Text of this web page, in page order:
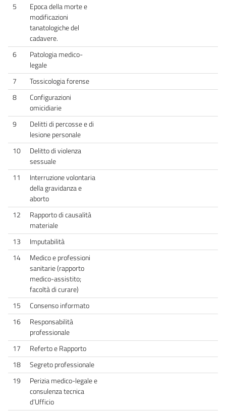
5
Epoca della morte e
modificazioni
tanatologiche del
cadavere.
6
Patologia medico-
legale
7
Tossicologia forense
8
Configurazioni
omicidiarie
9
Delitti di percosse e di
lesione personale
10
Delitto di violenza
sessuale
11
Interruzione volontaria
della gravidanza e
aborto
12
Rapporto di causalità
materiale
13
Imputabilità
14
Medico e professioni
sanitarie (rapporto
medico-assistito;
facoltà di curare)
15
Consenso informato
16
Responsabilità
professionale
17
Referto e Rapporto
18
Segreto professionale
19
Perizia medico-legale e
consulenza tecnica
d’Ufficio